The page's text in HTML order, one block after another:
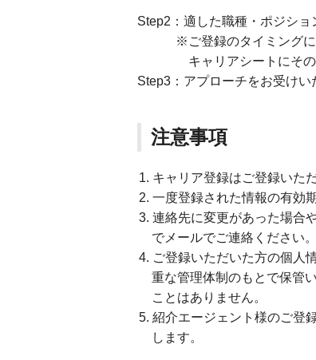
Step2：適した職種・ポジシ
※ご登録のタイミングにお
キャリアシートにその旨
Step3：アプローチをお受け
注意事項
キャリア登録はご登録いた
一度登録された情報の有効
連絡先に変更があった場合
でメールでご連絡ください。
ご登録いただいた方の個人
重な管理体制のもとで保管
ことはありません。
紹介エージェント様のご登
します。